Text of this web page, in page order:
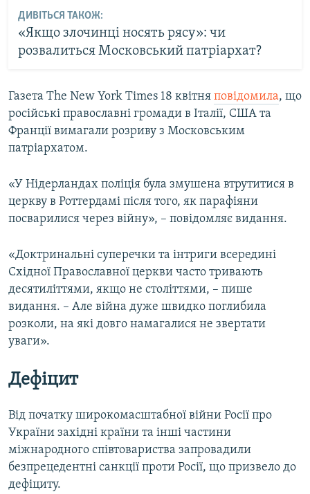
ДИВІТЬСЯ ТАКОЖ:
«Якщо злочинці носять рясу»: чи
розвалиться Московський патріархат?
Газета The New York Times 18 квітня повідомила, що
російські православні громади в Італії, США та
Франції вимагали розриву з Московським
патріархатом.
«У Нідерландах поліція була змушена втрутитися в
церкву в Роттердамі після того, як парафіяни
посварилися через війну», – повідомляє видання.
«Доктринальні суперечки та інтриги всередині
Східної Православної церкви часто тривають
десятиліттями, якщо не століттями, – пише
видання. – Але війна дуже швидко поглибила
розколи, на які довго намагалися не звертати
уваги».
Дефіцит
Від початку широкомасштабної війни Росії про
України західні країни та інші частини
міжнародного співтовариства запровадили
безпрецедентні санкції проти Росії, що призвело до
дефіциту.